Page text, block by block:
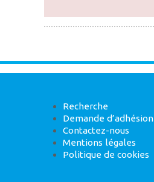
Recherche
Demande d’adhésion
Contactez-nous
Mentions légales
Politique de cookies